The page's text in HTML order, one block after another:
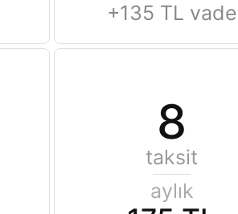
+135 TL vade
8
taksit
aylık